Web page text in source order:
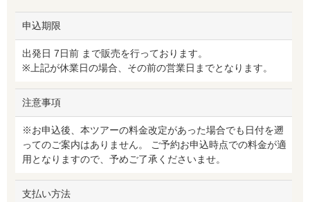
申込期限
出発日 7日前 まで販売を行っております。
※上記が休業日の場合、その前の営業日までとなります。
注意事項
※お申込後、本ツアーの料金改定があった場合でも日付を遡
ってのご案内はありません。 ご予約お申込時点での料金が適
用となりますので、予めご了承くださいませ。
支払い方法